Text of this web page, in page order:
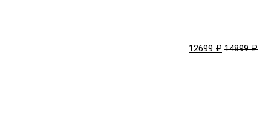
12699 ₽ 14899 ₽